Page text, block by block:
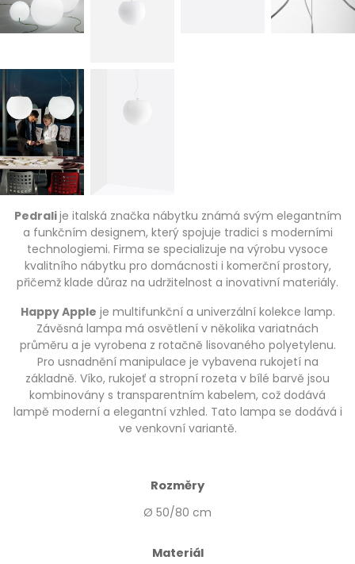
Pedralije italská značka nábytku známá svým elegantním
a funkčním designem, který spojuje tradici s moderními
technologiemi. Firma se specializuje na výrobu vysoce
kvalitního nábytku pro domácnosti i komerční prostory,
přičemž klade důraz na udržitelnost a inovativní materiály.
Happy Apple je multifunkční a univerzální kolekce lamp.
Závěsná lampa má osvětlení v několika variatnách
průměru a je vyrobena z rotačně lisovaného polyetylenu.
Pro usnadnění manipulace je vybavena rukojetí na
základně. Víko, rukojeť a stropní rozeta v bílé barvě jsou
kombinovány s transparentním kabelem, což dodává
lampě moderní a elegantní vzhled. Tato lampa se dodává i
ve venkovní variantě.
Rozměry
Ø 50/80 cm
Materiál